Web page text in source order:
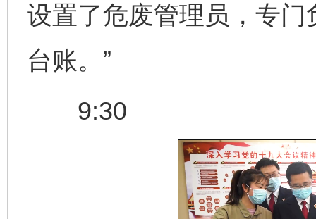
设置了危废管理员，专
台账。”
9:30